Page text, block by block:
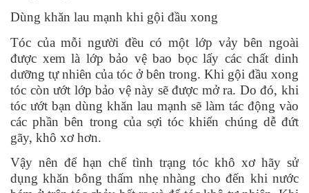
Dùng khăn lau mạnh khi gội đầu xong
Tóc của mỗi người đều có một lớp vảy bên ngoài
được xem là lớp bảo vệ bao bọc lấy các chất dinh
dưỡng tự nhiên của tóc ở bên trong. Khi gội đầu xong
tóc còn ướt lớp bảo vệ này sẽ được mở ra. Do đó, khi
tóc ướt bạn dùng khăn lau mạnh sẽ làm tác động vào
các phần bên trong của sợi tóc khiến chúng dễ đứt
gãy, khô xơ hơn.
Vậy nên để hạn chế tình trạng tóc khô xơ hãy sử
dụng khăn bông thấm nhẹ nhàng cho đến khi nước